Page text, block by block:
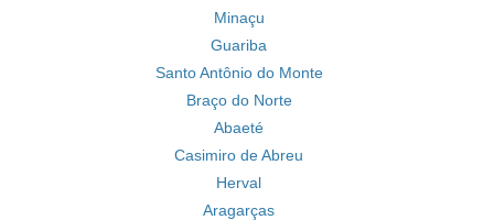
Minaçu
Guariba
Santo Antônio do Monte
Braço do Norte
Abaeté
Casimiro de Abreu
Herval
Aragarças